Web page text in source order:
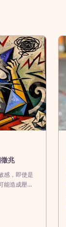
兆
感，即使是
能造成壓
身體健